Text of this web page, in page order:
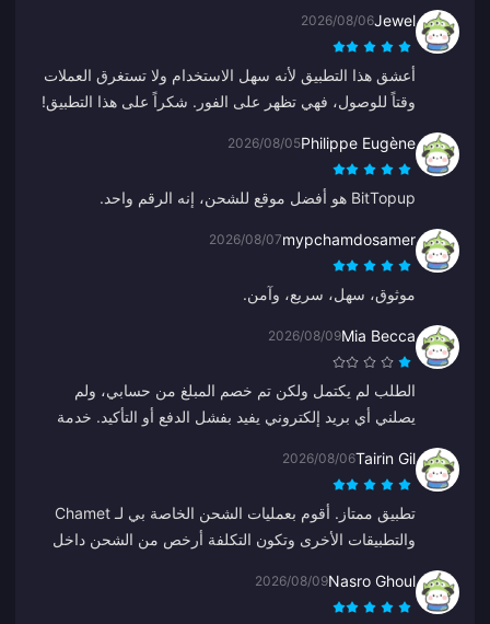
Jewel
2026/08/06
أعشق هذا التطبيق لأنه سهل الاستخدام ولا تستغرق العملات
وقتاً للوصول، فهي تظهر على الفور. شكراً على هذا التطبيق!
Philippe Eugène
2026/08/05
BitTopup هو أفضل موقع للشحن، إنه الرقم واحد.
mypchamdosamer
2026/08/07
موثوق، سهل، سريع، وآمن.
Mia Becca
2026/08/09
الطلب لم يكتمل ولكن تم خصم المبلغ من حسابي، ولم
يصلني أي بريد إلكتروني يفيد بفشل الدفع أو التأكيد. خدمة
بالتحدث باللغة الصينية.
Tairin Gil
2026/08/06
تطبيق ممتاز. أقوم بعمليات الشحن الخاصة بي لـ Chamet
والتطبيقات الأخرى وتكون التكلفة أرخص من الشحن داخل
Nasro Ghoul
2026/08/09